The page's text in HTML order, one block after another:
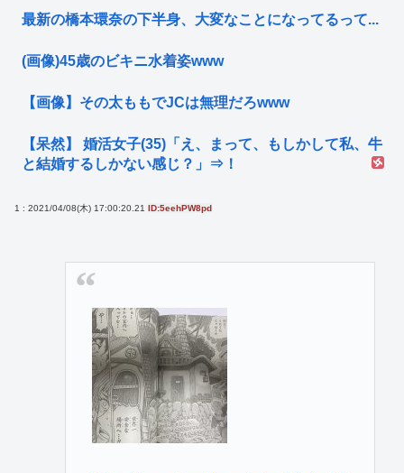
最新の橋本環奈の下半身、大変なことになってるって...
(画像)45歳のビキニ水着姿www
【画像】その太ももでJCは無理だろwww
【呆然】 婚活女子(35)「え、まって、もしかして私、牛
と結婚するしかない感じ？」⇒！
1 : 2021/04/08(木) 17:00:20.21 ID:5eehPW8pd